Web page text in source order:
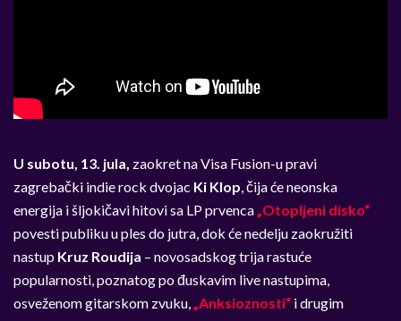
U subotu, 13. jula, zaokret na Visa Fusion-u pravi
zagrebački indie rock dvojac Ki Klop, čija će neonska
energija i šljokičavi hitovi sa LP prvenca„Otopljeni disko“
povesti publiku u ples do jutra, dok će nedelju zaokružiti
nastup Kruz Roudija – novosadskog trija rastuće
popularnosti, poznatog po đuskavim live nastupima,
osveženom gitarskom zvuku,„Anksioznosti“ i drugim